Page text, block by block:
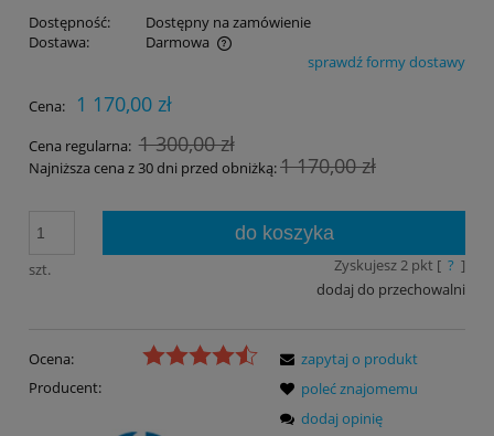
Dostępność:
Dostępny na zamówienie
Dostawa:
Darmowa
Cena nie zawiera ewentualnych kosztów płatnościsprawdź formy dostawy
Cena: 1 170,00 zł
Cena regularna: 1 300,00 zł
Najniższa cena z 30 dni przed obniżką:1 170,00 zł
szt.
do koszyka
Zyskujesz2pkt [ ? ]
dodaj do przechowalni
Ocena:
Producent:
zapytaj o produkt
poleć znajomemu
dodaj opinię